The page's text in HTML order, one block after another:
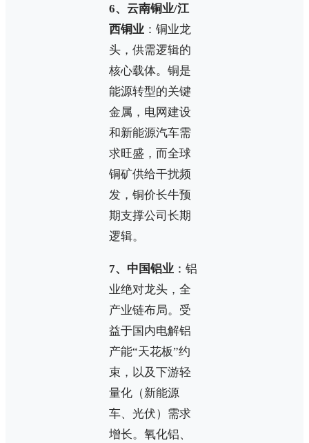
6、云南铜业/江
西铜业 ：铜业龙
头，供需逻辑的
核心载体。铜是
能源转型的关键
金属，电网建设
和新能源汽车需
求旺盛，而全球
铜矿供给干扰频
发，铜价长牛预
期支撑公司长期
逻辑。
7、中国铝业 ：铝
业绝对龙头，全
产业链布局。受
益于国内电解铝
产能“天花板”约
束，以及下游轻
量化（新能源
车、光伏）需求
增长。氧化铝、